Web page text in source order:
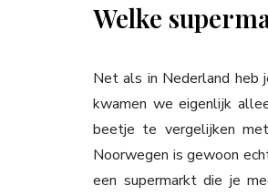
Welke
Net als in Nederland heb
kwamen we eigenlijk
beetje te vergelijken
Noorwegen is gewoon
een supermarkt die je